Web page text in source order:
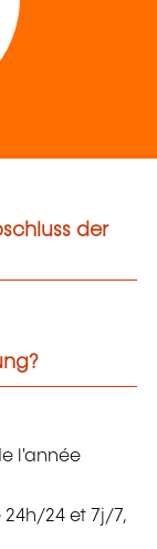
der
l'année
24 et 7j/7,